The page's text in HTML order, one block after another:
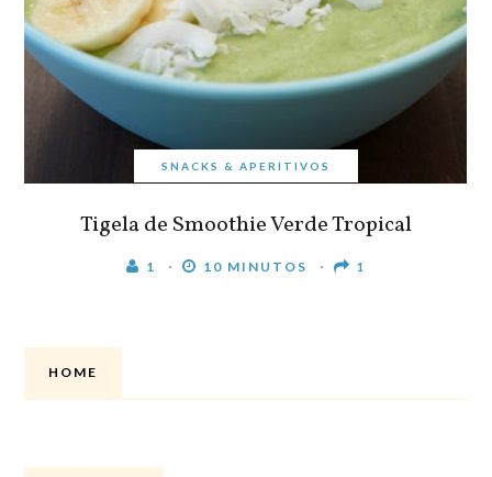
SNACKS & APERITIVOS
Tigela de Smoothie Verde Tropical
1 10 MINUTOS 1
HOME